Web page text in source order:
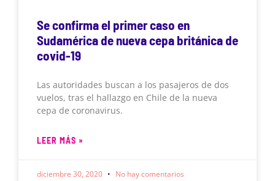
Se confirma el primer caso en
Sudamérica de nueva cepa británica de
covid-19
Las autoridades buscan a los pasajeros de dos
vuelos, tras el hallazgo en Chile de la nueva
cepa de coronavirus.
LEER MÁS »
diciembre 30, 2020 No hay comentarios